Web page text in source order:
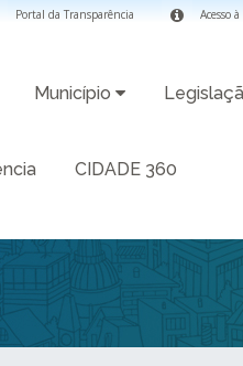
Acesso
Portal da Transparência
Município
CIDADE 360